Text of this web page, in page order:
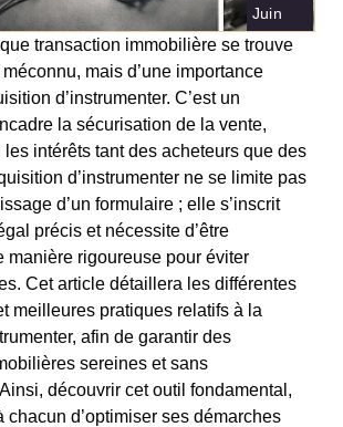
Juin
transaction immobilière se trouve
mais d’une importance
d’instrumenter. C’est un
la sécurisation de la vente,
intérêts tant des acheteurs que des
d’instrumenter ne se limite pas
d’un formulaire ; elle s’inscrit
précis et nécessite d’être
manière rigoureuse pour éviter
Cet article détaillera les différentes
meilleures pratiques relatifs à la
afin de garantir des
sereines et sans
découvrir cet outil fondamental,
chacun d’optimiser ses démarches